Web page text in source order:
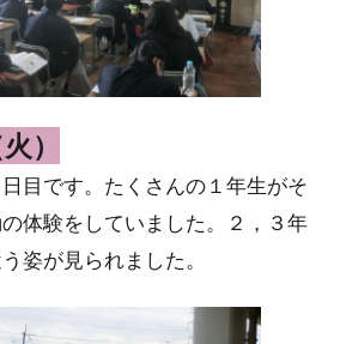
）
目です。たくさんの１年生がそ
体験をしていました。２，３年
姿が見られました。